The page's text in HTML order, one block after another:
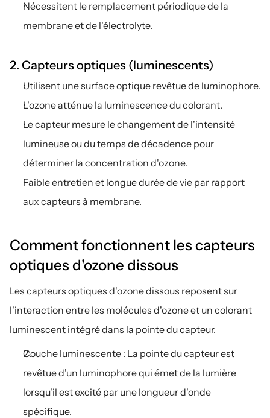
Nécessitent le remplacement périodique de la
membrane et de l'électrolyte.
2. Capteurs optiques (luminescents)
Utilisent une surface optique revêtue de luminophore.
L'ozone atténue la luminescence du colorant.
Le capteur mesure le changement de l'intensité
lumineuse ou du temps de décadence pour
déterminer la concentration d'ozone.
Faible entretien et longue durée de vie par rapport
aux capteurs à membrane.
Comment fonctionnent les capteurs
optiques d'ozone dissous
Les capteurs optiques d'ozone dissous reposent sur
l'interaction entre les molécules d'ozone et un colorant
luminescent intégré dans la pointe du capteur.
Couche luminescente : La pointe du capteur est
revêtue d'un luminophore qui émet de la lumière
lorsqu'il est excité par une longueur d'onde
spécifique.